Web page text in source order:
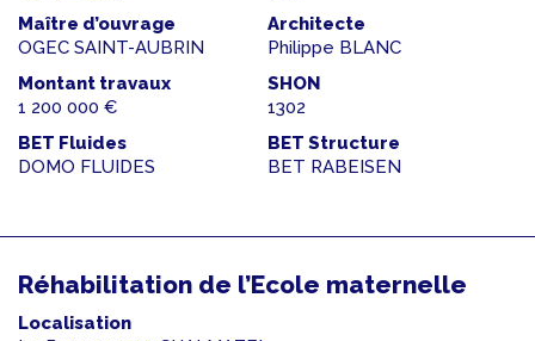
Maître d’ouvrage
OGEC SAINT-AUBRIN
Architecte
Philippe BLANC
Montant travaux
1 200 000 €
SHON
1302
BET Fluides
DOMO FLUIDES
BET Structure
BET RABEISEN
Réhabilitation de l’Ecole maternelle
Localisation